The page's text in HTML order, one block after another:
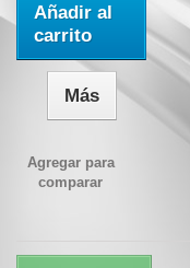
Añadir al
carrito
Más
Agregar para
comparar